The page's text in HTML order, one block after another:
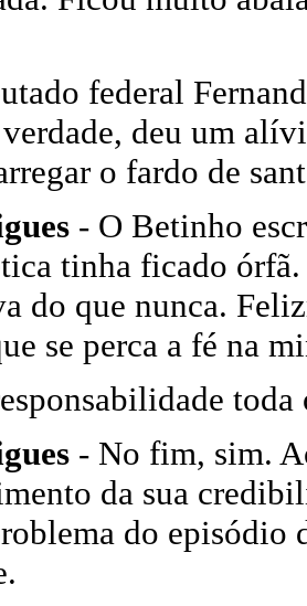
federal
deu um
o fardo de
- O Betinho
tinha ficado
do que nunca.
se perca a fé na
- No fim, sim.
da sua
do episódio